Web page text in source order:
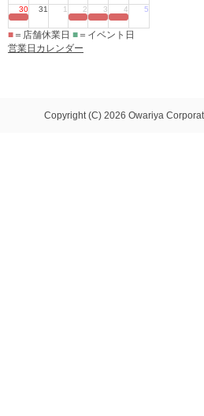
30 31 1 2 3 4 5
■ ＝店舗休業日 ■ ＝イベント日
営業日カレンダー
Copyright (C) 2026 Owariya